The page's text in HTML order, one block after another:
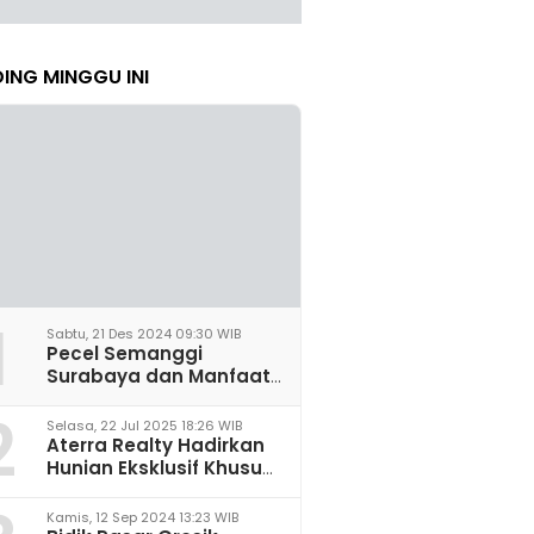
MINGGU INI
Sabtu, 21 Des 2024 09:30 WIB
Pecel Semanggi
Surabaya dan Manfaat
Saraf
Selasa, 22 Jul 2025 18:26 WIB
Aterra Realty Hadirkan
Hunian Eksklusif Khusus
Malang
Kamis, 12 Sep 2024 13:23 WIB